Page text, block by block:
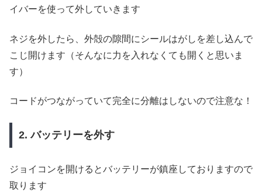
イバーを使って外していきます
ネジを外したら、外殻の隙間にシールはがしを差し込んで
こじ開けます（そんなに力を入れなくても開くと思いま
す）
コードがつながっていて完全に分離はしないので注意な！
2. バッテリーを外す
ジョイコンを開けるとバッテリーが鎮座しておりますので
取ります